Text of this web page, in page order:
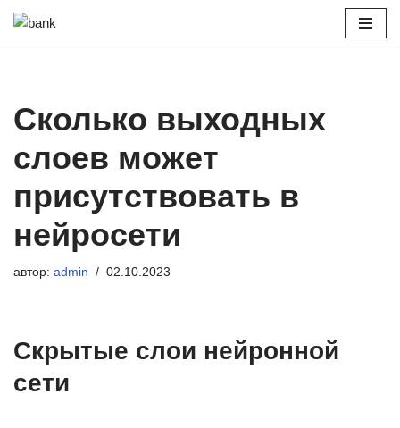
Сколько выходных
слоев может
присутствовать в
нейросети
автор: admin 02.10.2023
Скрытые слои нейронной
сети